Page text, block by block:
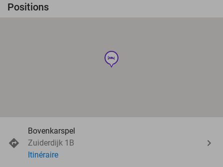
Positions
hotel
Bovenkarspel
Zuiderdijk 1B
Itinéraire